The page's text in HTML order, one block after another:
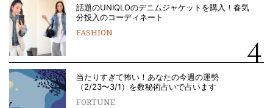
話題のUNIQLOのデニムジャケットを購入！春気
分投入のコーディネート
FASHION
当たりすぎて怖い！あなたの今週の運勢
（2/23〜3/1）を数秘術占いで占います
FORTUNE